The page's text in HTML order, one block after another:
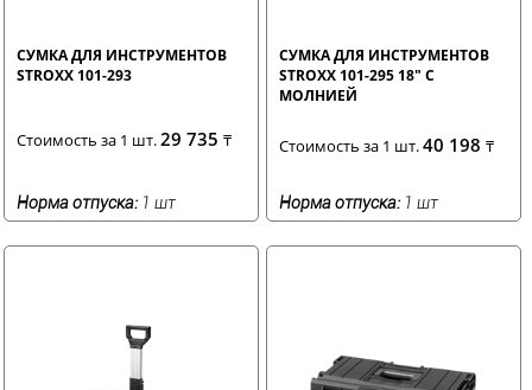
СУМКА ДЛЯ ИНСТРУМЕНТОВ
STROXX 101-293
Стоимость за 1 шт.29 735 ₸
Норма отпуска: 1 шт
СУМКА ДЛЯ ИНСТРУМЕНТОВ
STROXX 101-295 18" С
МОЛНИЕЙ
Стоимость за 1 шт.40 198₸
Норма отпуска: 1 шт